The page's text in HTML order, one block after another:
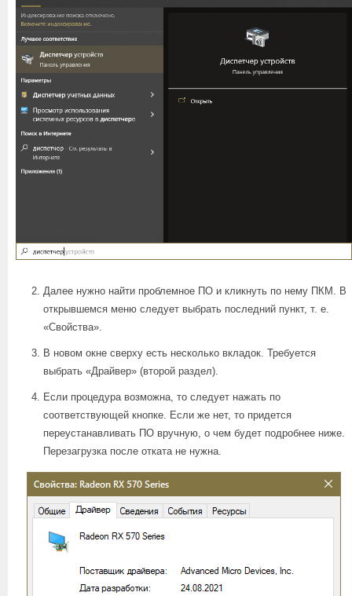
Далее нужно найти проблемное ПО и кликнуть по нему ПКМ. В
открывшемся меню следует выбрать последний пункт, т. е.
«Свойства».
В новом окне сверху есть несколько вкладок. Требуется
выбрать «Драйвер» (второй раздел).
Если процедура возможна, то следует нажать по
соответствующей кнопке. Если же нет, то придется
переустанавливать ПО вручную, о чем будет подробнее ниже.
Перезагрузка после отката не нужна.